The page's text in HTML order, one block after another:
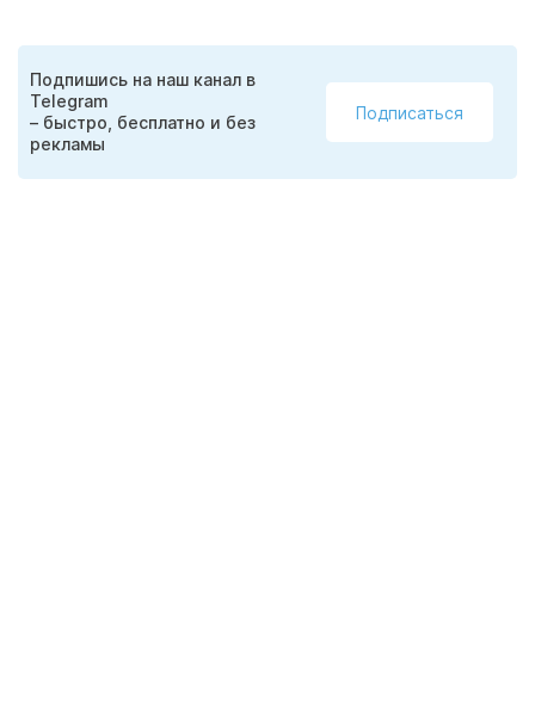
Подпишись на наш канал в
Telegram
– быстро, бесплатно и без
рекламы
Подписаться